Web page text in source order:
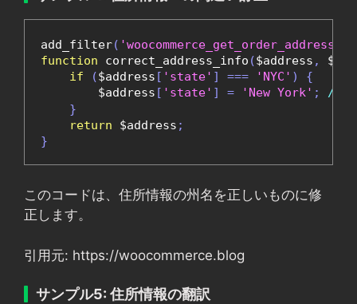
add_filter( 'woocommerce_get_order_address'
function correct_address_info ($address ,
if
($address [ 'state' ] === 'NYC' )
{
        $address
[ 'state' ] = 'New York' ;
// 市
}
return $address ;
}
このコードは、住所情報の州名を正しいものに修
正します。
引用元: https://woocommerce.blog
サンプル5: 住所情報の翻訳